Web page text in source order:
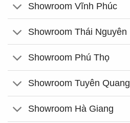
Showroom Vĩnh Phúc
Showroom Thái Nguyên
Showroom Phú Thọ
Showroom Tuyên Quang
Showroom Hà Giang